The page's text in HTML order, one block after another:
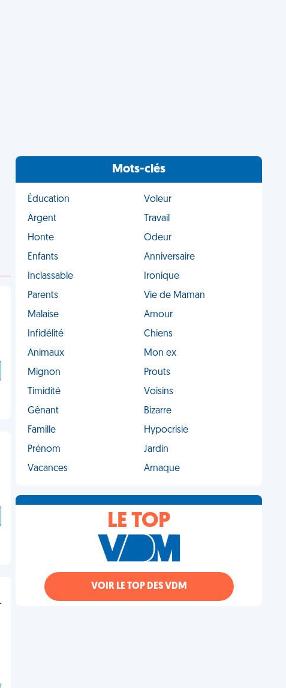
Mots-clés
Éducation
Voleur
Argent
Travail
Honte
Odeur
Enfants
Anniversaire
Inclassable
Ironique
Parents
Vie de Maman
Malaise
Amour
Infidélité
Chiens
Animaux
Mon ex
Mignon
Prouts
Timidité
Voisins
Gênant
Bizarre
Famille
Hypocrisie
Prénom
Jardin
Vacances
Arnaque
LE TOP
VOIR LE TOP DES VDM